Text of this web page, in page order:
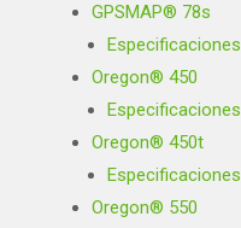
GPSMAP® 78s
Especificaciones
Oregon® 450
Especificaciones
Oregon® 450t
Especificaciones
Oregon® 550